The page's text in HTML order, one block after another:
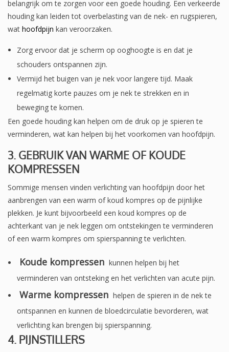
belangrijk om te zorgen voor een goede houding. Een verkeerde
houding kan leiden tot overbelasting van de nek- en rugspieren,
wat hoofdpijn kan veroorzaken.
Zorg ervoor dat je scherm op ooghoogte is en dat je
schouders ontspannen zijn.
Vermijd het buigen van je nek voor langere tijd. Maak
regelmatig korte pauzes om je nek te strekken en in
beweging te komen.
Een goede houding kan helpen om de druk op je spieren te
verminderen, wat kan helpen bij het voorkomen van hoofdpijn.
3. GEBRUIK VAN WARME OF KOUDE
KOMPRESSEN
Sommige mensen vinden verlichting van hoofdpijn door het
aanbrengen van een warm of koud kompres op de pijnlijke
plekken. Je kunt bijvoorbeeld een koud kompres op de
achterkant van je nek leggen om ontstekingen te verminderen
of een warm kompres om spierspanning te verlichten.
Koude kompressen kunnen helpen bij het
verminderen van ontsteking en het verlichten van acute pijn.
Warme kompressen helpen de spieren in de nek te
ontspannen en kunnen de bloedcirculatie bevorderen, wat
verlichting kan brengen bij spierspanning.
4. PIJNSTILLERS